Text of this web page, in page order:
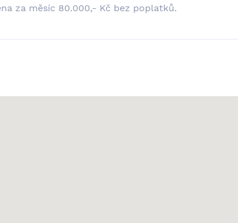
za měsíc 80.000,- Kč bez poplatků.